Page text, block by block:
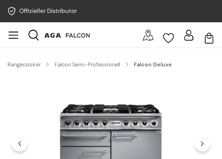
Offizieller Distributor
Rangecooker Falcon Semi-Professionell Falcon Deluxe